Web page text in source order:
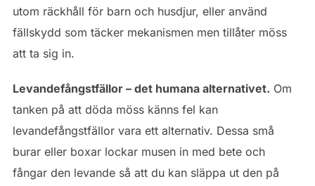
utom räckhåll för barn och husdjur, eller använd
fällskydd som täcker mekanismen men tillåter möss
att ta sig in.
Levandefångstfällor – det humana alternativet. Om
tanken på att döda möss känns fel kan
levandefångstfällor vara ett alternativ. Dessa små
burar eller boxar lockar musen in med bete och
fångar den levande så att du kan släppa ut den på